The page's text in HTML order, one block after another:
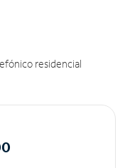
residencial